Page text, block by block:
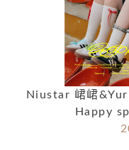
Niustar 峮峮
Happy